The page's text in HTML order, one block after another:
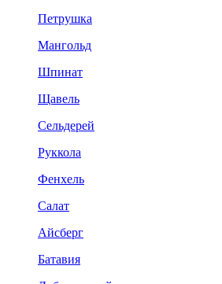
Петрушка
Мангольд
Шпинат
Щавель
Сельдерей
Руккола
Фенхель
Салат
Айсберг
Батавия